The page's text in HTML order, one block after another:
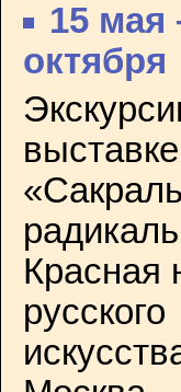
15 мая
октября
выставке
Красная
русского